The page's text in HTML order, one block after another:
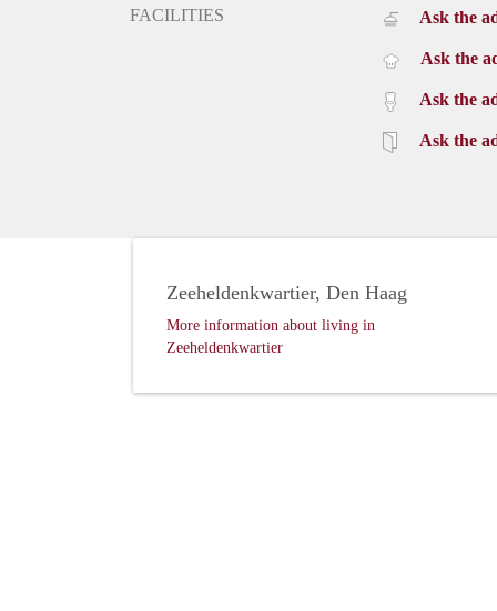
FACILITIES Ask the
Ask the
Ask the
Ask the
Zeeheldenkwartier, Den Haag
More information about living in
Zeeheldenkwartier